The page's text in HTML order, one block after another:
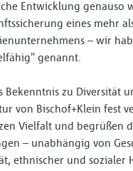
Entwicklung genauso
eines mehr
– wir
genannt.
Bekenntnis zu Diversität
von Bischof+Klein fest
Vielfalt und begrüßen
– unabhängig von
ethnischer und sozialer